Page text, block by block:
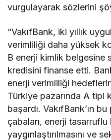
vurgulayarak sözlerini
“VakıfBank, iki yıllık
verimliliği daha yüksek
B enerji kimlik belgesine
kredisini finanse etti.
enerji verimliliği
Türkiye pazarında A tipi
başardı. VakıfBank’ın
çabaları, enerji
yaygınlaştırılmasını ve